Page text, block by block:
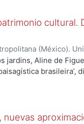
cultural.
(México).
Bezerra, Onilda;de
Rita;Vieira Filho,
jardins, Aline de
brasileira’,
urbanização,
no desenvolvimento